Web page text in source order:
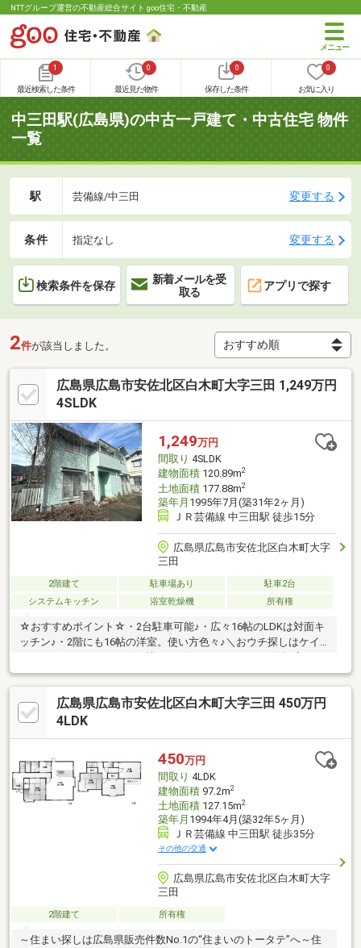
NTTグループ運営の不動産総合サイト goo住宅・不動産
1
最近検索した条件
0
最近見た物件
0
保存した条件
0
お気に入り
中三田駅(広島県)の中古一戸建て・中古住宅 物件
一覧
駅 芸備線/中三田 変更する
条件 指定なし 変更する
検索条件を保存
新着メールを受
取る
アプリで探す
2件が該当しました。
広島県広島市安佐北区白木町大字三田 1,249万円
4SLDK
1,249万円
間取り 4SLDK
建物面積120.89m2
土地面積177.88m2
築年月 1995年7月(築31年2ヶ月)
ＪＲ芸備線 中三田駅 徒歩15分
広島県広島市安佐北区白木町大字
三田
2階建て 駐車場あり
駐車2台
システムキッチン
浴室乾燥機 所有権
☆おすすめポイント☆・2台駐車可能♪・広々16帖のLDKは対面キ
ッチン♪・2階にも16帖の洋室。使い方色々♪＼おウチ探しはケイ
紹介♪気になる物件を一括でご紹介させていただきます！☆住宅
ローン相談無料対応！秘密厳守にて親身にご対応します！☆土日
平日夜でもご対応可能です！お家探しや住宅ローンのご相談な
ど、まずはお気軽にお問い合わせください（＾＾）♪ お待ちして
広島県広島市安佐北区白木町大字三田 450万円
4LDK
450万円
間取り 4LDK
建物面積97.2m2
土地面積127.15m2
築年月 1994年4月(築32年5ヶ月)
ＪＲ芸備線 中三田駅 徒歩35分
その他の交通
広島県広島市安佐北区白木町大字
三田
2階建て 所有権
～住まい探しは広島県販売件数No.1の“住まいのトータテ”へ～住